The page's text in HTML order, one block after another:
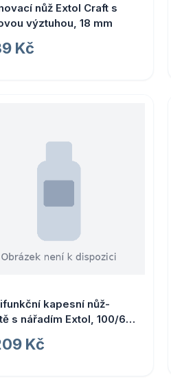
nůž Extol Craft s
výztuhou, 18 mm
Kč
kapesní nůž-
s nářadím Extol, 100/67
Kč